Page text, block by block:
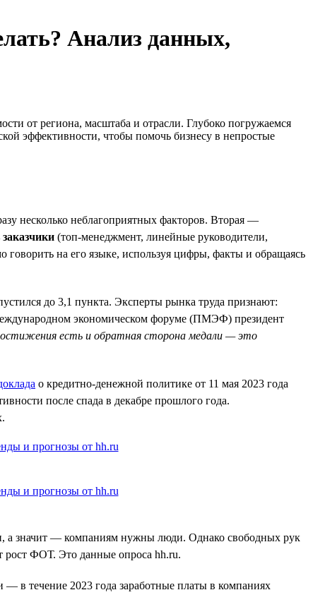
Анализ данных,
от региона, масштаба и отрасли. Глубоко погружаемся
эффективности, чтобы помочь бизнесу в непростые
несколько неблагоприятных факторов. Вторая —
(топ-менеджмент, линейные руководители,
на его языке, используя цифры, факты и обращаясь
до 3,1 пункта. Эксперты рынка труда признают:
экономическом форуме (ПМЭФ) президент
достижения есть и обратная сторона медали — это
о кредитно-денежной политике от 11 мая 2023 года
после спада в декабре прошлого года.
а значит — компаниям нужны люди. Однако свободных рук
рост ФОТ. Это данные опроса hh.ru.
— в течение 2023 года заработные платы в компаниях